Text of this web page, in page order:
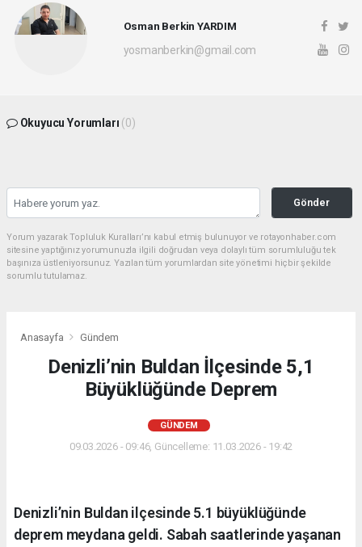
Osman Berkin YARDIM
yosmanberkin@gmail.com
Okuyucu Yorumları (0)
Gönder
Yorum yazarak Topluluk Kuralları’nı kabul etmiş bulunuyor ve rotayonhaber.com
sitesine yaptığınız yorumunuzla ilgili doğrudan veya dolaylı tüm sorumluluğu tek
başınıza üstleniyorsunuz. Yazılan tüm yorumlardan site yönetimi hiçbir şekilde
sorumlu tutulamaz.
Anasayfa Gündem
Denizli’nin Buldan İlçesinde 5,1
Büyüklüğünde Deprem
GÜNDEM
09.03.2026 - 09:46, Güncelleme: 11.03.2026 - 19:42
Denizli’nin Buldan ilçesinde 5.1 büyüklüğünde
deprem meydana geldi. Sabah saatlerinde yaşanan